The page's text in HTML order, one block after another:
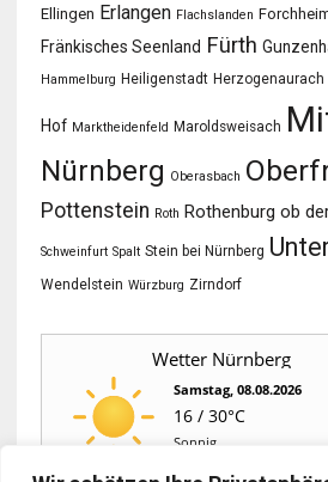
Ellingen Erlangen Flachslanden
Fränkisches Seenland Fürth
Hammelburg Heiligenstadt Herzogenaurach
Hof Marktheidenfeld Maroldsweisach
Nürnberg Oberasbach
Pottenstein Roth Rothenburg ob
Schweinfurt Spalt Stein bei Nürnberg
Wendelstein Würzburg Zirndorf
Wetter Nürnberg
Samstag, 08.08.2026
16 / 30°C
Sonnig